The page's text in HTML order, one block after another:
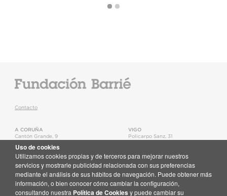
Contacto
A CORUÑA
Cantón Grande, 9
T.+34 981 22 15 25
Mapa
VIGO
Policarpo Sanz, 31
Mapa
Recibe en tu correo toda la actualidad de la Fundación Barrié
Suscríbete aquí
Uso de cookies
Utilizamos cookies propias y de terceros para mejorar nuestros
servicios y mostrarle publicidad relacionada con sus preferencias
mediante el análisis de sus hábitos de navegación. Puede obtener más
información, o bien conocer cómo cambiar la configuración,
consultando nuestra Política de Cookies y puede cambiar su